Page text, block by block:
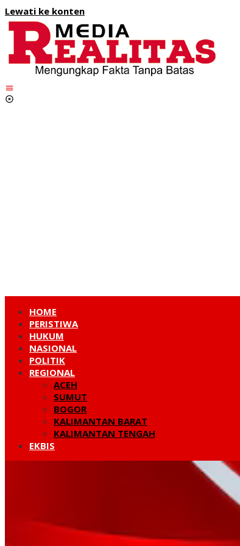
Lewati ke konten
HOME
PERISTIWA
HUKUM
NASIONAL
POLITIK
REGIONAL
ACEH
SUMUT
BOGOR
KALIMANTAN BARAT
KALIMANTAN TENGAH
EKBIS